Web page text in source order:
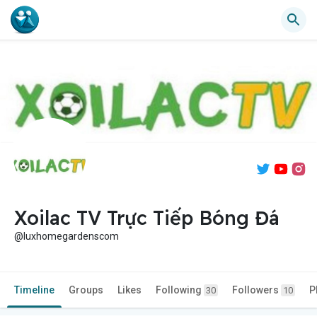
Xoilac TV Trực Tiếp Bóng Đá
@luxhomegardenscom
Timeline Groups Likes Following 30 Followers 10